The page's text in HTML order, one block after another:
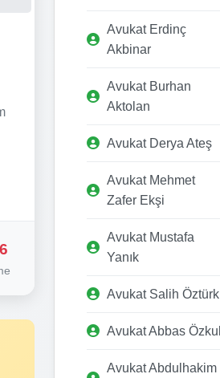
Avukat Erdinç
Akbinar
Avukat Burhan
Aktolan
Avukat Derya Ateş
Avukat Mehmet
Zafer Ekşi
Avukat Mustafa
Yanık
Avukat Salih Öztürk
Avukat Abbas Özkul
Avukat Abdulhakim